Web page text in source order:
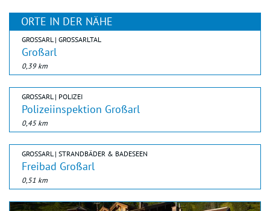
ORTE IN DER NÄHE
GROSSARL | GROSSARLTAL
Großarl
0,39 km
GROSSARL | POLIZEI
Polizeiinspektion Großarl
0,45 km
GROSSARL | STRANDBÄDER & BADESEEN
Freibad Großarl
0,51 km